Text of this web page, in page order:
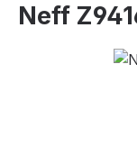
Neff
Bildergalerie